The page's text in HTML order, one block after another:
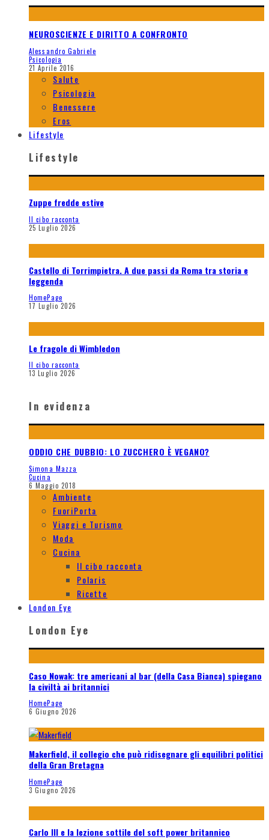
NEUROSCIENZE E DIRITTO A CONFRONTO
Alessandro Gabriele
Psicologia
21 Aprile 2016
Salute
Psicologia
Benessere
Eros
Lifestyle
Lifestyle
Zuppe fredde estive
Il cibo racconta
25 Luglio 2026
Castello di Torrimpietra. A due passi da Roma tra storia e
leggenda
HomePage
17 Luglio 2026
Le fragole di Wimbledon
Il cibo racconta
13 Luglio 2026
In evidenza
ODDIO CHE DUBBIO: LO ZUCCHERO È VEGANO?
Simona Mazza
Cucina
6 Maggio 2018
Ambiente
FuoriPorta
Viaggi e Turismo
Moda
Cucina
Il cibo racconta
Polaris
Ricette
London Eye
London Eye
Caso Nowak: tre americani al bar (della Casa Bianca) spiegano
la civiltà ai britannici
HomePage
6 Giugno 2026
Makerfield, il collegio che può ridisegnare gli equilibri politici
della Gran Bretagna
HomePage
3 Giugno 2026
Carlo III e la lezione sottile del soft power britannico